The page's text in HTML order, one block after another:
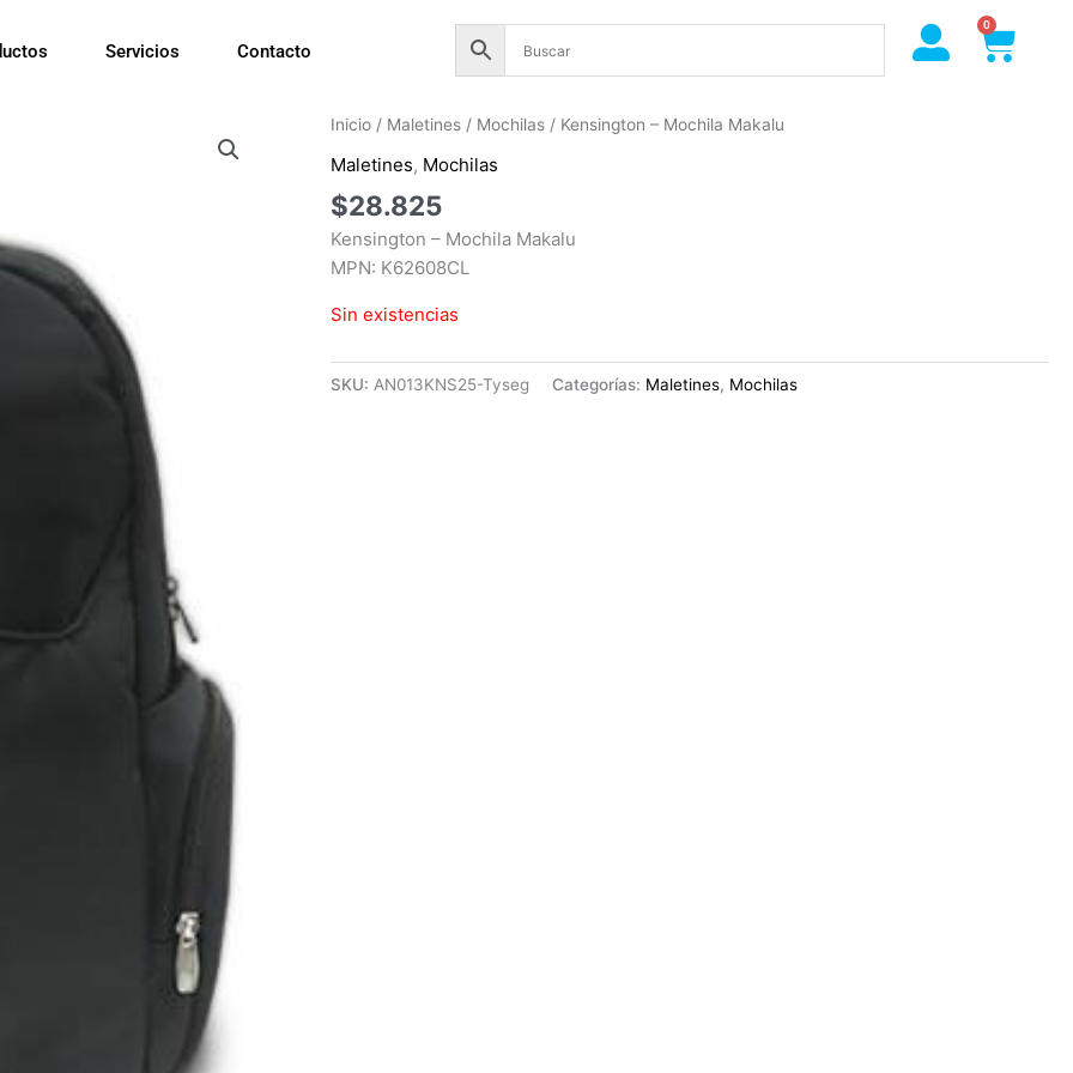
Servicios Contacto
0
Cart
Inicio / Maletines / Mochilas / Kensington – Mochila Makalu
Maletines, Mochilas
$28.825
Kensington – Mochila Makalu
MPN: K62608CL
Sin existencias
SKU:AN013KNS25-Tyseg Categorías: Maletines, Mochilas